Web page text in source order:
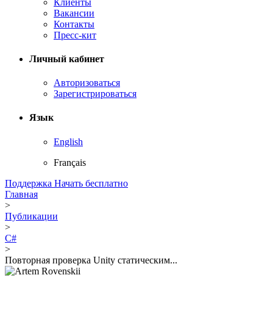
Вакансии
Контакты
Пресс-кит
Личный кабинет
Авторизоваться
Зарегистрироваться
Язык
English
Français
Поддержка Начать бесплатно
Главная
>
Публикации
>
C#
>
Повторная проверка Unity статическим...